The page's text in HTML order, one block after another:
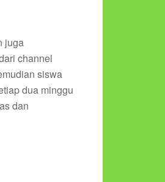
juga
channel
siswa
dua minggu
dan